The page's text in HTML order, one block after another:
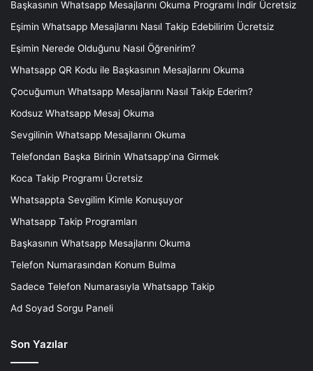
Başkasının Whatsapp Mesajlarını Okuma Programı İndir Ücretsiz
Eşimin Whatsapp Mesajlarını Nasıl Takip Edebilirim Ücretsiz
Eşimin Nerede Olduğunu Nasıl Öğrenirim?
Whatsapp QR Kodu ile Başkasının Mesajlarını Okuma
Çocuğumun Whatsapp Mesajlarını Nasıl Takip Ederim?
Kodsuz Whatsapp Mesaj Okuma
Sevgilinin Whatsapp Mesajlarını Okuma
Telefondan Başka Birinin Whatsapp’ına Girmek
Koca Takip Programı Ücretsiz
Whatsappta Sevgilim Kimle Konuşuyor
Whatsapp Takip Programları
Başkasının Whatsapp Mesajlarını Okuma
Telefon Numarasından Konum Bulma
Sadece Telefon Numarasıyla Whatsapp Takip
Ad Soyad Sorgu Paneli
Son Yazılar